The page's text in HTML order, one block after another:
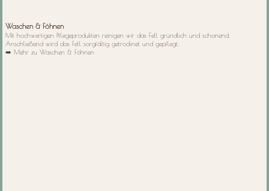
Waschen & Föhnen
Mit hochwertigen Pflegeprodukten reinigen wir das Fell gründlich und schonend.
Anschließend wird das Fell sorgfältig getrocknet und gepflegt.
➡️ Mehr zu Waschen & Föhnen